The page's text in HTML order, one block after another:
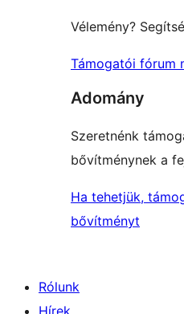
Vélemény?
Támogatói fórum
Adomány
Szeretnénk
bővítménynek a
Ha tehetjük,
bővítményt
Rólunk